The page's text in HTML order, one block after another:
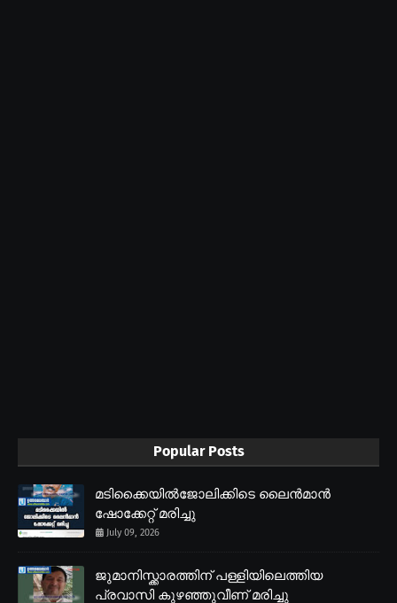
Popular Posts
മടിക്കൈയിൽജോലിക്കിടെ ലൈൻമാൻ
ഷോക്കേറ്റ് മരിച്ചു
July 09, 2026
ജുമാനിസ്ക്കാരത്തിന് പള്ളിയിലെത്തിയ
പ്രവാസി കുഴഞ്ഞുവീണ് മരിച്ചു